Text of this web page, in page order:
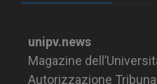
unipv.news
Magazine
Autorizzazione